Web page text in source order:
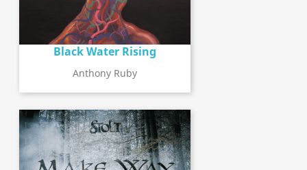
Black Water Rising
Anthony Ruby